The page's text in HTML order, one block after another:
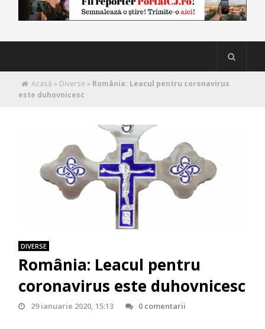
Acasă » Diverse » România: Leacul pentru coronavirus
este duhovnicesc
DIVERSE
România: Leacul pentru
coronavirus este duhovnicesc
29 ianuarie 2020, 15:13 0 comentarii